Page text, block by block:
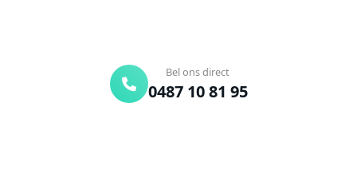
Bel ons direct
0487 10 81 95